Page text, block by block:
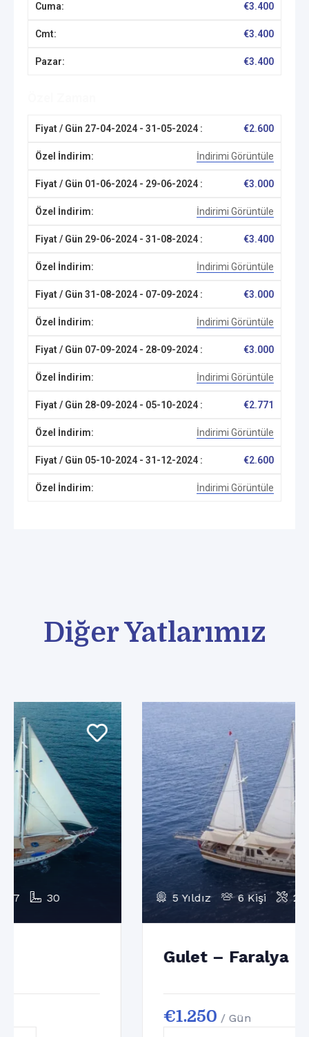
€3.400
€3.400
€3.400
€2.600
İndirimi Görüntüle
€3.000
İndirimi Görüntüle
€3.400
İndirimi Görüntüle
€3.000
İndirimi Görüntüle
€3.000
İndirimi Görüntüle
€2.771
İndirimi Görüntüle
€2.600
İndirimi Görüntüle
Diğer Yatlarımız
5 Yıldız 2008 20